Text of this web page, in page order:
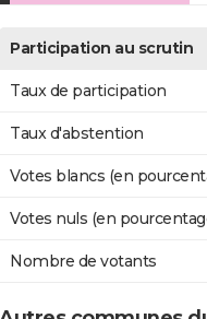
Participation au scrutin
Taux de participation
Taux d'abstention
Votes blancs (en
Votes nuls (en
Nombre de votants